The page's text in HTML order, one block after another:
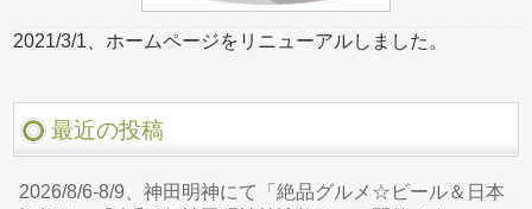
2021/3/1、ホームページをリニューアルしました。
最近の投稿
2026/8/6-8/9、神田明神にて「絶品グルメ☆ビール＆日本